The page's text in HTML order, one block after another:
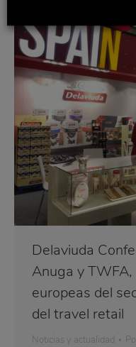
Delaviuda
Anuga y
europeas del
del travel retail
Noticias y actualidad